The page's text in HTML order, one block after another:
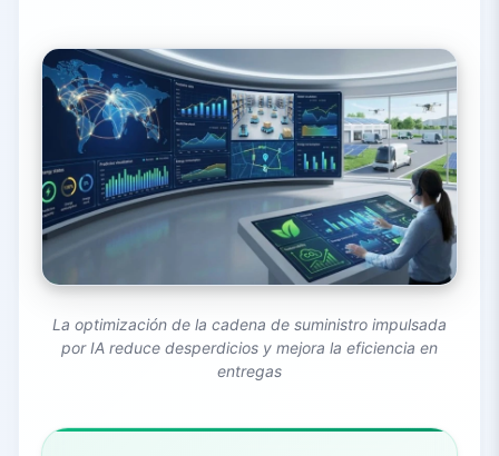
La optimización de la cadena de suministro impulsada
por IA reduce desperdicios y mejora la eficiencia en
entregas